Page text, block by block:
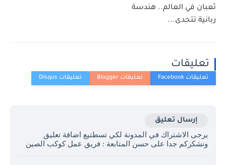
ثعبان في العالم.. هندسة
ربانية تتحدى...
تعليقات
إرسال تعليق
يرجى الاشتراك في المدونة لكي تسطتيع اضافة تعليق
ونشكركم جدا على حسن المتابعة : فريق عمل كوكب الصين